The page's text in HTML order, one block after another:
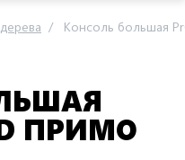
Консоль большая
ПРИМО